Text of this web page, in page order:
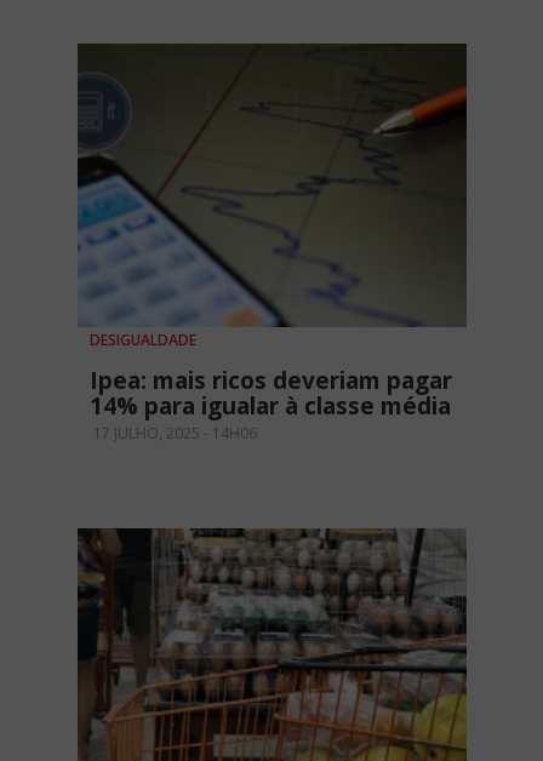
DESIGUALDADE
Ipea: mais ricos deveriam pagar
14% para igualar à classe média
17 JULHO, 2025 - 14H06